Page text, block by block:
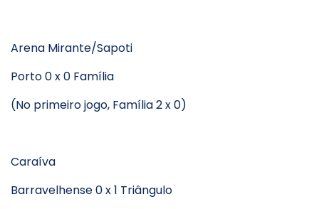
Arena Mirante/Sapoti
Porto 0 x 0 Família
(No primeiro jogo, Família 2 x 0)
Caraíva
Barravelhense 0 x 1 Triângulo